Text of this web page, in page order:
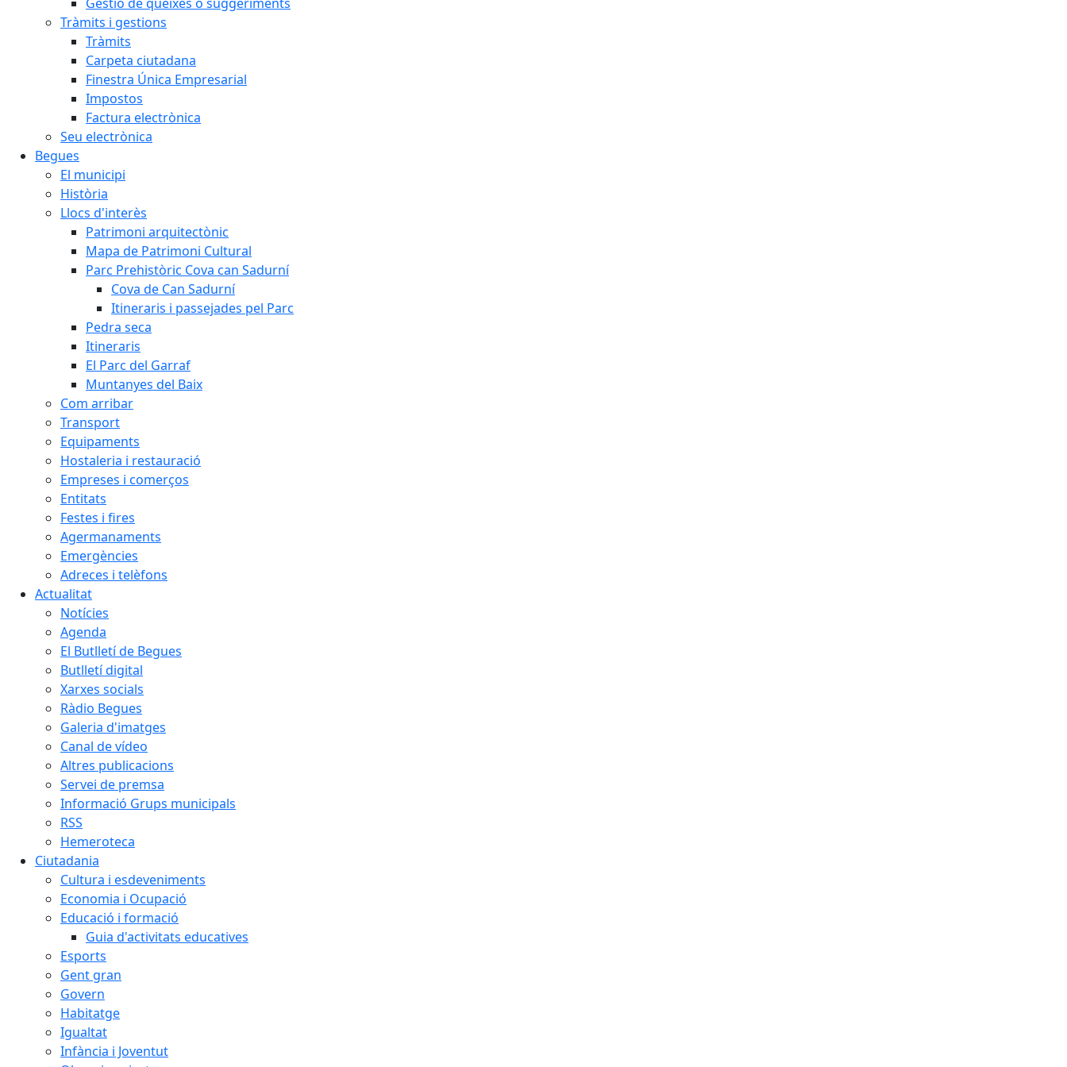
Tràmits i gestions
Tràmits
Carpeta ciutadana
Finestra Única Empresarial
Impostos
Factura electrònica
Seu electrònica
Begues
El municipi
Història
Llocs d'interès
Patrimoni arquitectònic
Mapa de Patrimoni Cultural
Parc Prehistòric Cova can Sadurní
Cova de Can Sadurní
Itineraris i passejades pel Parc
Pedra seca
Itineraris
El Parc del Garraf
Muntanyes del Baix
Com arribar
Transport
Equipaments
Hostaleria i restauració
Empreses i comerços
Entitats
Festes i fires
Agermanaments
Emergències
Adreces i telèfons
Actualitat
Notícies
Agenda
El Butlletí de Begues
Butlletí digital
Xarxes socials
Ràdio Begues
Galeria d'imatges
Canal de vídeo
Altres publicacions
Servei de premsa
Informació Grups municipals
RSS
Hemeroteca
Ciutadania
Cultura i esdeveniments
Economia i Ocupació
Educació i formació
Guia d'activitats educatives
Esports
Gent gran
Govern
Habitatge
Igualtat
Infància i Joventut